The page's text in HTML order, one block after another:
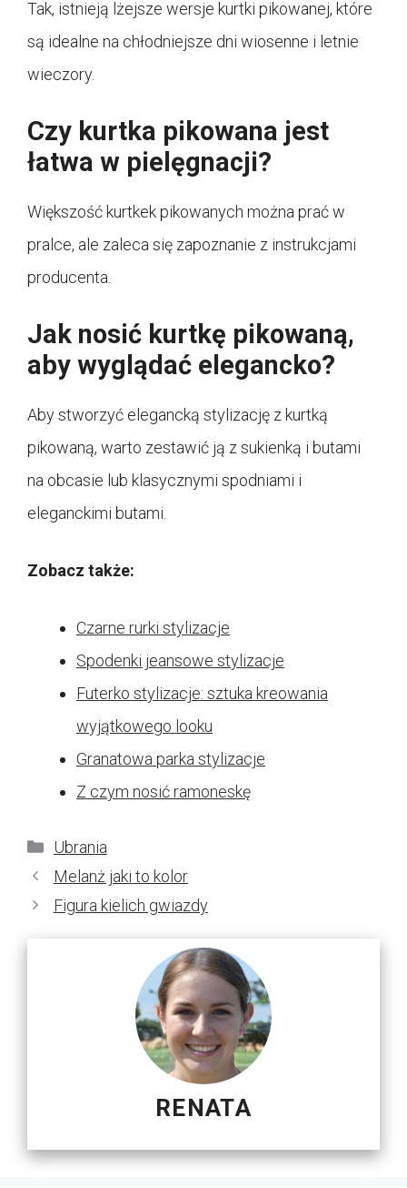
Tak, istnieją lżejsze wersje kurtki pikowanej, które
są idealne na chłodniejsze dni wiosenne i letnie
wieczory.
Czy kurtka pikowana jest
łatwa w pielęgnacji?
Większość kurtkek pikowanych można prać w
pralce, ale zaleca się zapoznanie z instrukcjami
producenta.
Jak nosić kurtkę pikowaną,
aby wyglądać elegancko?
Aby stworzyć elegancką stylizację z kurtką
pikowaną, warto zestawić ją z sukienką i butami
na obcasie lub klasycznymi spodniami i
eleganckimi butami.
Zobacz także:
Czarne rurki stylizacje
Spodenki jeansowe stylizacje
Futerko stylizacje: sztuka kreowania
wyjątkowego looku
Granatowa parka stylizacje
Z czym nosić ramoneskę
Kategorie
Ubrania
Melanż jaki to kolor
Figura kielich gwiazdy
RENATA